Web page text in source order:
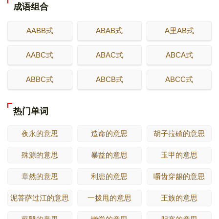
成语组合
AABB式 ABAB式 A里AB式
AABC式 ABAC式 ABCA式
ABBC式 ABCB式 ABCC式
热门单词
夜永的意思 造命的意思 胡子拉碴的意思
殊源的意思 暴益的意思 玉甲的意思
章然的意思 利患的意思 嚼齿穿龈的意思
泥菩萨过江的意思 一拨甩的意思 王族的意思